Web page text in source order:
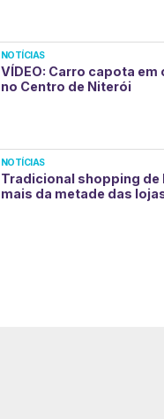
NOTÍCIAS
VÍDEO: Carro capota em
no Centro de Niterói
NOTÍCIAS
Tradicional shopping de
mais da metade das